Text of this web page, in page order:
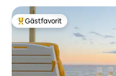
Populär gästfavorit
Gästfavorit